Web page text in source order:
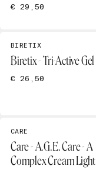
€ 29,50
BIRETIX
Biretix - Tri-Active Gel
€ 26,50
CARE
Care - A.G.E. Care - A
Complex Cream Light